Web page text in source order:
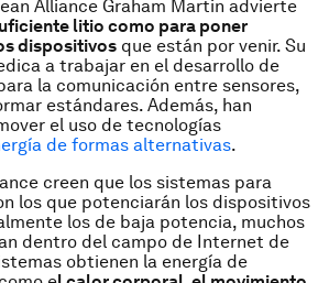
Alliance Graham Martin advierte
litio como para poner
dispositivos que están por venir. Su
a trabajar en el desarrollo de
la comunicación entre sensores,
estándares. Además, han
el uso de tecnologías
de formas alternativas.
creen que los sistemas para
los que potenciarán los dispositivos
los de baja potencia, muchos
dentro del campo de Internet de
obtienen la energía de